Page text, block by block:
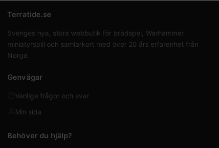
Terratide.se
Sveriges nya, stora webbutik för brädspel, Warhammer
miniatyrspill och samlarkort med över 20 års erfarenhet från
Norge.
Genvägar
Vanliga frågor och svar
Min sida
Behöver du hjälp?